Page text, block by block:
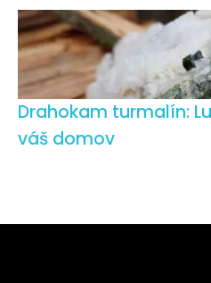
Drahokam turmalín:
váš domov